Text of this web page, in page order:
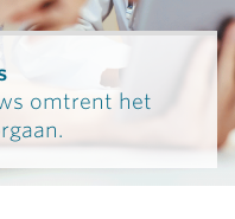
omtrent het